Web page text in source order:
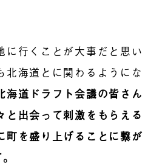
に行くことが大事だと思い
北海道とに関わるようにな
海道ドラフト会議の皆さん
と出会って刺激をもらえる
町を盛り上げることに繋が